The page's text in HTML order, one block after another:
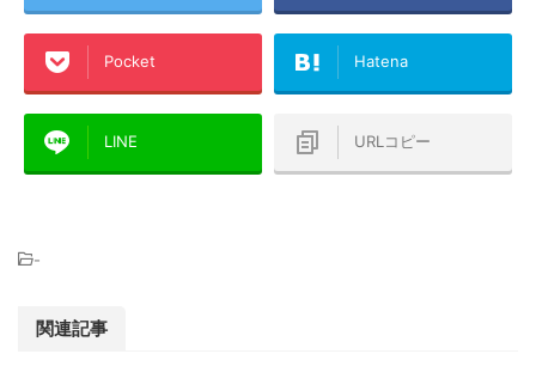
Pocket Hatena
LINE URLコピー
-
関連記事